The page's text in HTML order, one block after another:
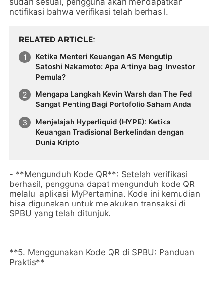
notifikasi bahwa verifikasi telah berhasil.
RELATED ARTICLE
Ketika Menteri Keuangan AS Mengutip
Satoshi Nakamoto: Apa Artinya bagi Investor
Pemula?
Mengapa Langkah Kevin Warsh dan The Fed
Sangat Penting Bagi Portofolio Saham Anda
Menjelajah Hyperliquid (HYPE): Ketika
Keuangan Tradisional Berkelindan dengan
Dunia Kripto
- **Mengunduh Kode QR**: Setelah verifikasi
berhasil, pengguna dapat mengunduh kode QR
melalui aplikasi MyPertamina. Kode ini kemudian
bisa digunakan untuk melakukan transaksi di
SPBU yang telah ditunjuk.
**5. Menggunakan Kode QR di SPBU: Panduan
Praktis**